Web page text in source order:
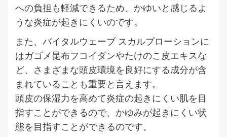
への負担も軽減できるため、かゆいと感じるよ
うな炎症が起きにくいのです。
また、バイタルウェーブ スカルプローションに
はガゴメ昆布フコイダンやたけのこ皮エキスな
ど、さまざまな頭皮環境を良好にする成分が含
まれていることも重要と言えます。
頭皮の保湿力を高めて炎症の起きにくい肌を目
指すことができるので、かゆみが起きにくい状
態を目指すことができるのです。